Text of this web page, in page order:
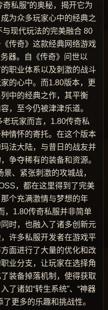
私服”的奥秘，揭开它为
为众多玩家心中的经典之
现代玩法的完美融合 80
传奇》这款经典网络游戏
器。自《传奇》问世以
职业体系以及刺激的战斗
的心中。而1.80版本，更
中的经典之作，其平衡
，至今仍被津津乐道。
玩家而言，1.80传奇私
情怀的寄托。在这个版本
法大陆，与昔日的战友并
争夺稀有的装备和资源。
、紧张刺激的攻城战，
，都在这里得到了完美
个充满激情与梦想的年
，1.80传奇私服并非简单
时，也融入了诸多创新元
许多私服开发者在游戏平
面进行了大量的优化和改
业分支，让玩家在选择角
装备掉落机制，使得获取
了诸如“转生系统”、“神器
更多的乐趣和挑战性。